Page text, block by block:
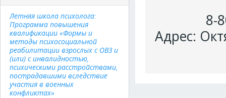
Летняя школа психолога:
Программа повышения
квалификации «Формы и
методы психосоциальной
реабилитации взрослых с ОВЗ и
(или) с инвалидностью,
психическими расстройствами,
пострадавшими вследствие
участия в военных
конфликтах»
8-
Адрес: